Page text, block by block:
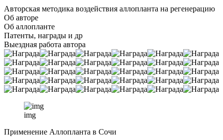
Авторская методика воздействия аллопланта на регенерацию
Об авторе
Об аллопланте
Патенты, награды и др
Выездная работа автора
img
Применение Аллопланта в Сочи